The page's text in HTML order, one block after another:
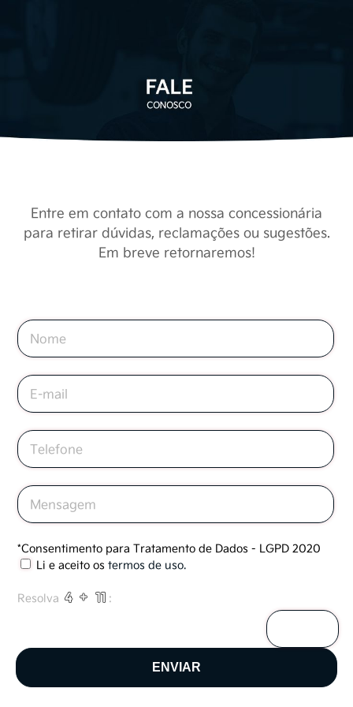
Entre em contato com a nossa concessionária
para retirar dúvidas, reclamações ou sugestões.
Em breve retornaremos!
*Consentimento para Tratamento de Dados - LGPD 2020
Li e aceito os termos de uso.
Resolva :